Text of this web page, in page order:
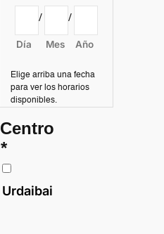
Día
/
Mes
/
Año
Elige arriba una fecha
para ver los horarios
disponibles.
Centro
*
Urdaibai